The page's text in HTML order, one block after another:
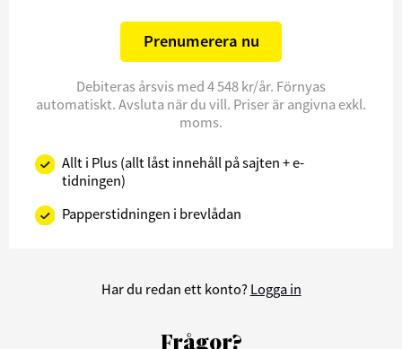
Prenumerera nu
Debiteras årsvis med 4 548 kr/år. Förnyas
automatiskt. Avsluta när du vill. Priser är angivna exkl.
moms.
Allt i Plus (allt låst innehåll på sajten + e-
tidningen)
Papperstidningen i brevlådan
Har du redan ett konto? Logga in
Frågor?